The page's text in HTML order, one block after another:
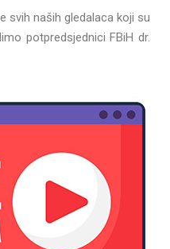
svih naših gledalaca koji su
potpredsjednici FBiH dr.